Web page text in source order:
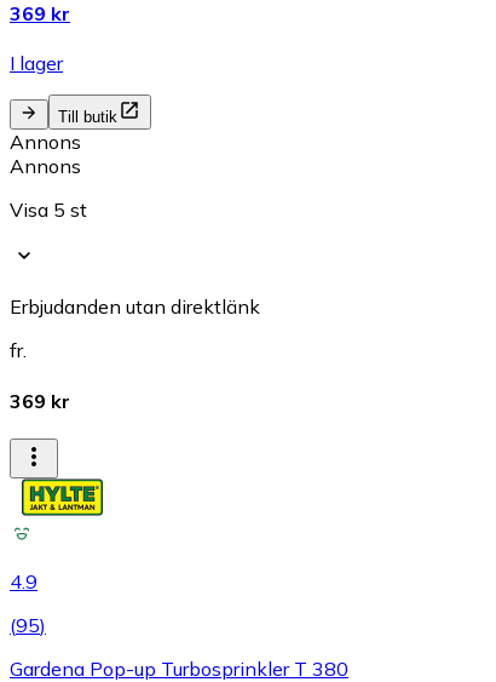
369 kr
I lager
Till butik
Annons
Annons
Visa 5 st
Erbjudanden utan direktlänk
fr.
369 kr
4.9
(95)
Gardena Pop-up Turbosprinkler T 380